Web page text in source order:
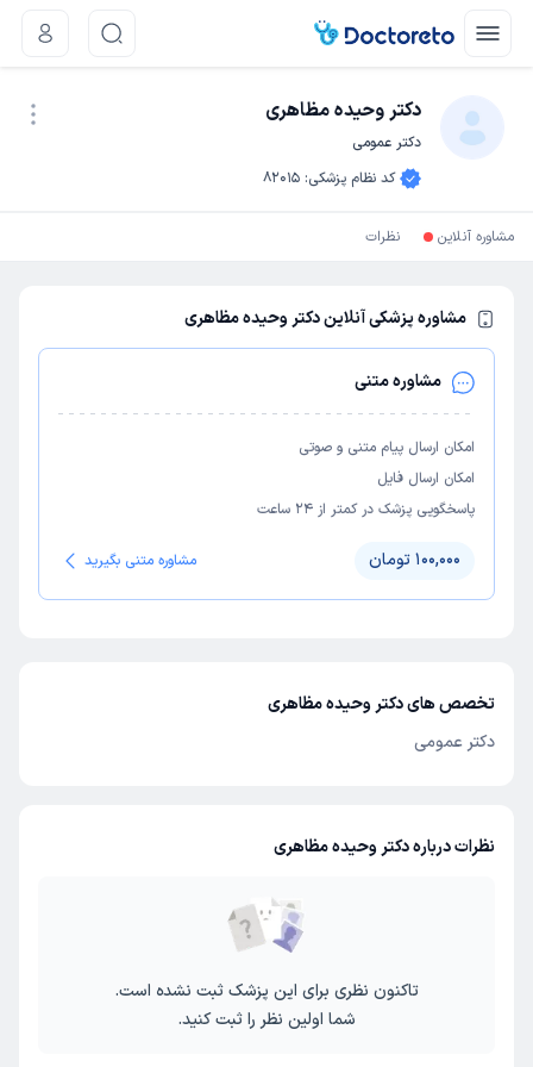
دکتر وحیده مظاهری
دکتر عمومی
کد نظام پزشکی:
82015
مشاوره آنلاین نظرات
مشاوره پزشکی آنلاین دکتر وحیده مظاهری
مشاوره متنی
امکان ارسال پیام متنی و صوتی
امکان ارسال فایل
پاسخگویی پزشک در کمتر از ۲۴ ساعت
100,000 تومان مشاوره متنی بگیرید
تخصص های دکتر وحیده مظاهری
دکتر عمومی
نظرات درباره دکتر وحیده مظاهری
تاکنون نظری برای این پزشک ثبت نشده است.
شما اولین نظر را ثبت کنید.